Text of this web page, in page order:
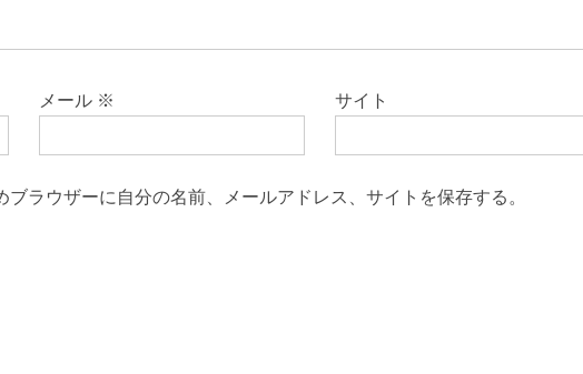
メール ※ サイト
ラウザーに自分の名前、メールアドレス、サイトを保存する。